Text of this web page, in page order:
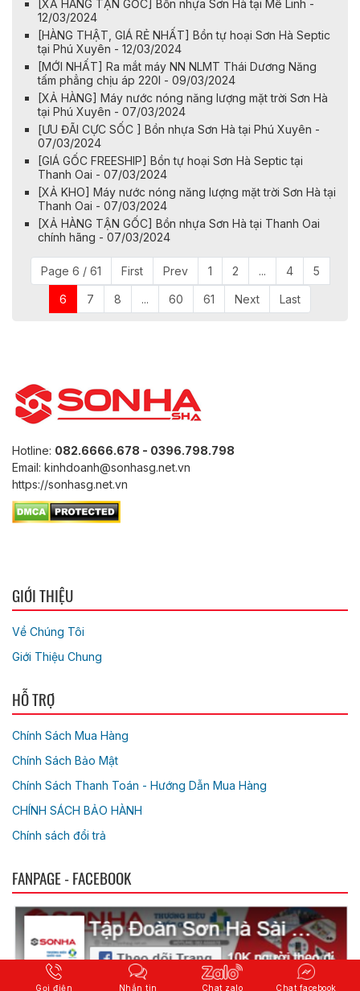
[XẢ HÀNG TẬN GỐC] Bồn nhựa Sơn Hà tại Mê Linh -
12/03/2024
[HÀNG THẬT, GIÁ RẺ NHẤT] Bồn tự hoại Sơn Hà Septic
tại Phú Xuyên - 12/03/2024
[MỚI NHẤT] Ra mắt máy NN NLMT Thái Dương Năng
tấm phẳng chịu áp 220l - 09/03/2024
[XẢ HÀNG] Máy nước nóng năng lượng mặt trời Sơn Hà
tại Phú Xuyên - 07/03/2024
[ƯU ĐÃI CỰC SỐC ] Bồn nhựa Sơn Hà tại Phú Xuyên -
07/03/2024
[GIÁ GỐC FREESHIP] Bồn tự hoại Sơn Hà Septic tại
Thanh Oai - 07/03/2024
[XẢ KHO] Máy nước nóng năng lượng mặt trời Sơn Hà tại
Thanh Oai - 07/03/2024
[XẢ HÀNG TẬN GỐC] Bồn nhựa Sơn Hà tại Thanh Oai
chính hãng - 07/03/2024
Page 6 / 61 First Prev 1 2 ... 4 5
6 7 8 ... 60 61 Next Last
Hotline: 082.6666.678 - 0396.798.798
Email: kinhdoanh@sonhasg.net.vn
https://sonhasg.net.vn
GIỚI THIỆU
Về Chúng Tôi
Giới Thiệu Chung
HỖ TRỢ
Chính Sách Mua Hàng
Chính Sách Bảo Mật
Chính Sách Thanh Toán - Hướng Dẫn Mua Hàng
CHÍNH SÁCH BẢO HÀNH
Chính sách đổi trả
FANPAGE - FACEBOOK
Gọi điện Nhắn tin Chat zalo Chat facebook